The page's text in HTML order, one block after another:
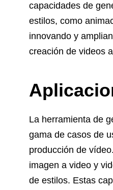
capacidades de
estilos, como
innovando y
creación de videos
La herramienta de
gama de casos de
producción de
imagen a video y
de estilos. Estas